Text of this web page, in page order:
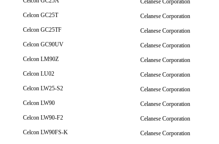
Celanese Corporation
Celcon GC25T
Celanese Corporation
Celcon GC25TF
Celanese Corporation
Celcon GC90UV
Celanese Corporation
Celcon LM90Z
Celanese Corporation
Celcon LU02
Celanese Corporation
Celcon LW25-S2
Celanese Corporation
Celcon LW90
Celanese Corporation
Celcon LW90-F2
Celanese Corporation
Celcon LW90FS-K
Celanese Corporation